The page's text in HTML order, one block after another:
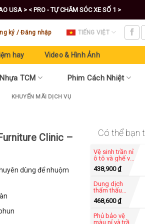
USA > < PRO - TỰ CHĂM SÓC XE SỐ 1 >
ký / Đăng nhập TIẾNG VIỆT
hay Video & Hình Ảnh
TCM Phim Cách Nhiệt
KHUYẾN MÃI DỊCH VỤ
Clinic –
dùng để nhuộm
Có thể bạn
Vệ sinh trần nỉ
ô tô và ghế vải
nỉ hãng
Furniture Clinic
Cleaner 500ml
438,900₫
Dung dịch
thẩm thấu
màu nhuộm -
Penatrating
500ml
468,600₫
Phủ bảo vệ
màu nỉ và trần